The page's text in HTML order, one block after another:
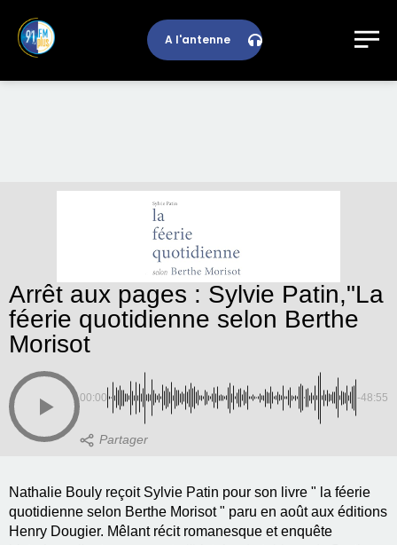
A l'antenne
Arrêt aux pages : Sylvie Patin,"La
féerie quotidienne selon Berthe
Morisot
00:00 -48:55
Nathalie Bouly reçoit Sylvie Patin pour son livre " la féerie
quotidienne selon Berthe Morisot " paru en août aux éditions
Henry Dougier. Mêlant récit romanesque et enquête